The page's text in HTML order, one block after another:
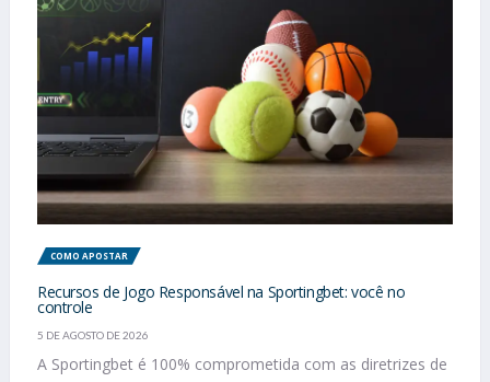
COMO APOSTAR
Recursos de Jogo Responsável na Sportingbet: você no
controle
5 DE AGOSTO DE 2026
A Sportingbet é 100% comprometida com as diretrizes de